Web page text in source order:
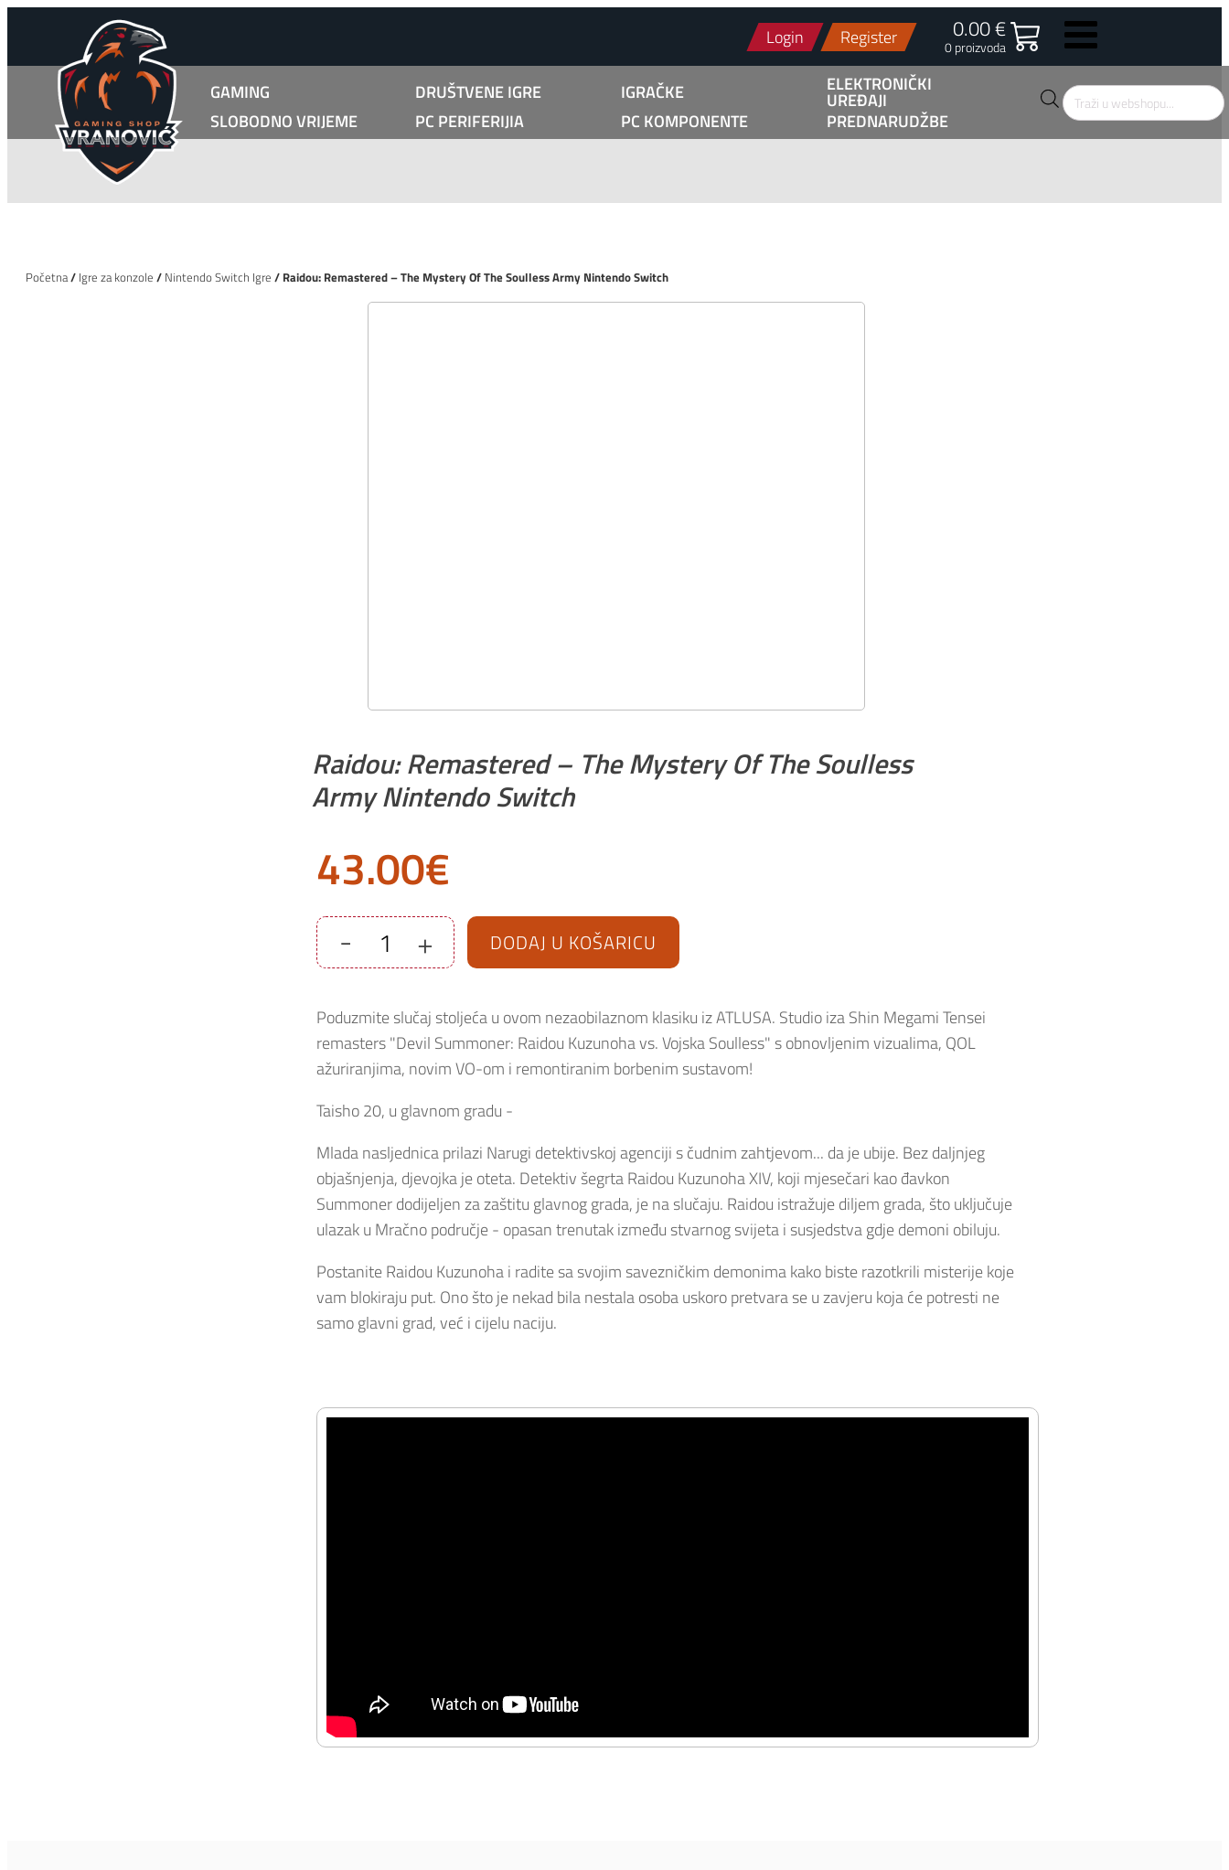
Login Register 0.00 €
0 proizvoda
GAMING DRUŠTVENE IGRE IGRAČKE ELEKTRONIČKI
UREĐAJI
SLOBODNO VRIJEME
PC PERIFERIJIA PC KOMPONENTE PREDNARUDŽBE
Products
search
Početna/ Igre za konzole / Nintendo Switch Igre / Raidou: Remastered – The Mystery Of The Soulless Army Nintendo Switch
Raidou: Remastered – The Mystery Of The Soulless
Army Nintendo Switch
43.00€
-
Remastered
Of
Soulless
Nintendo
+ DODAJ U KOŠARICU
Poduzmite slučaj stoljeća u ovom nezaobilaznom klasiku iz ATLUSA. Studio iza Shin Megami Tensei
remasters "Devil Summoner: Raidou Kuzunoha vs. Vojska Soulless" s obnovljenim vizualima, QOL
ažuriranjima, novim VO-om i remontiranim borbenim sustavom!
Taisho 20, u glavnom gradu -
Mlada nasljednica prilazi Narugi detektivskoj agenciji s čudnim zahtjevom... da je ubije. Bez daljnjeg
objašnjenja, djevojka je oteta. Detektiv šegrta Raidou Kuzunoha XIV, koji mjesečari kao đavkon
Summoner dodijeljen za zaštitu glavnog grada, je na slučaju. Raidou istražuje diljem grada, što uključuje
ulazak u Mračno područje - opasan trenutak između stvarnog svijeta i susjedstva gdje demoni obiluju.
Postanite Raidou Kuzunoha i radite sa svojim savezničkim demonima kako biste razotkrili misterije koje
vam blokiraju put. Ono što je nekad bila nestala osoba uskoro pretvara se u zavjeru koja će potresti ne
samo glavni grad, već i cijelu naciju.